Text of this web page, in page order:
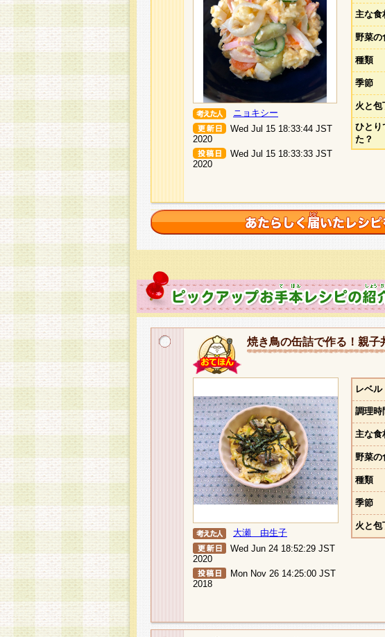
ニョキシー
Wed Jul 15 18:33:44 JST
2020
Wed Jul 15 18:33:33 JST
2020
主な食
野菜の
種類
季節
火と包
ひとり
た？
焼き鳥の缶詰で作る！親子
大瀬 由生子
Wed Jun 24 18:52:29 JST
2020
Mon Nov 26 14:25:00 JST
2018
レベル
調理時
主な食
野菜の
種類
季節
火と包